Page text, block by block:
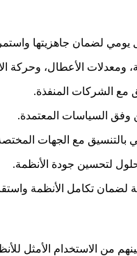
لضمان جاهزيتها
ومعدلات الأعطال، وحركة
مع الشركات المنفذة.
وفق السياسات المعتمدة.
بالتنسيق مع الجهات
لتحسين جودة الأنظمة.
لضمان تكامل الأنظمة
من الاستخدام الأمثل